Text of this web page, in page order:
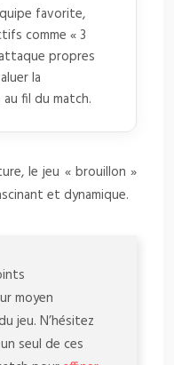
favorite,
comme « 3
propres
la
fil du match.
le jeu « brouillon »
et dynamique.
moyen
jeu. N’hésitez
seul de ces